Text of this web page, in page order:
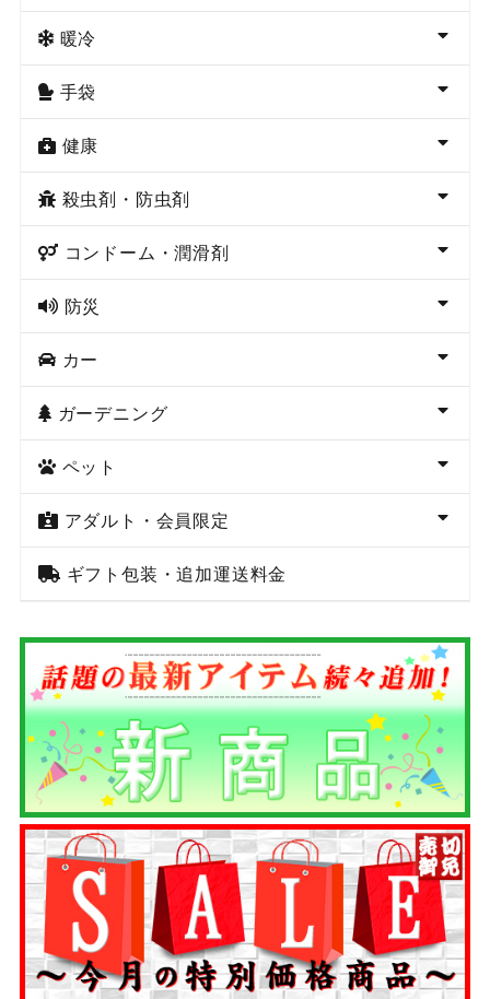
暖冷
手袋
健康
殺虫剤・防虫剤
コンドーム・潤滑剤
防災
カー
ガーデニング
ペット
アダルト・会員限定
ギフト包装・追加運送料金